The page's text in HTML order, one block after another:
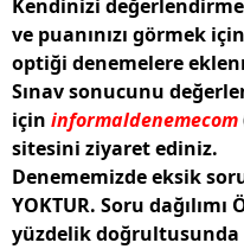
Kendinizi
ve puanınızı görmek
optiği denemelere
Sınav sonucunu
için informaldenemecom
sitesini ziyaret ediniz.
Denememizde eksik
YOKTUR. Soru
yüzdelik doğrultusunda